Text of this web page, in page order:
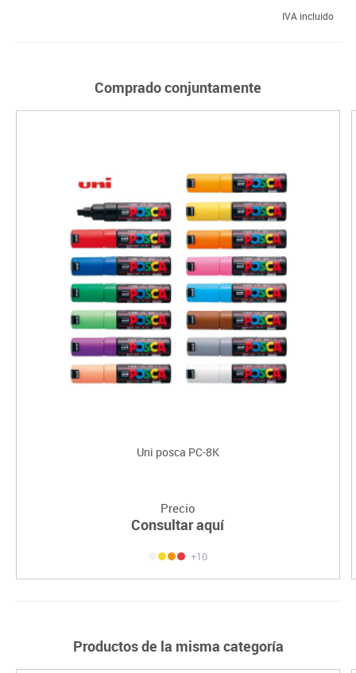
IVA incluido
Comprado conjuntamente
Uni posca PC-8K
Precio
Consultar aquí
+10
Productos de la misma categoría